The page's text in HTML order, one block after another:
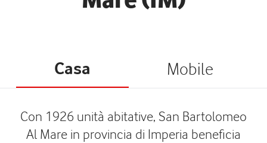
Casa Mobile
Con 1926 unità abitative, San Bartolomeo
Al Mare in provincia di Imperia beneficia